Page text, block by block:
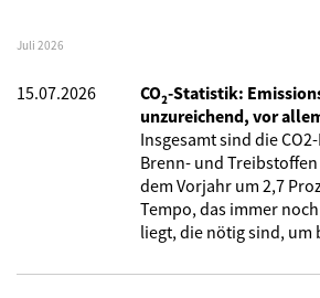
Juli 2026
15.07.2026
CO₂-Statistik:
unzureichend, vor
Insgesamt sind die
Brenn- und
dem Vorjahr um 2,7
Tempo, das immer
liegt, die nötig sind, um